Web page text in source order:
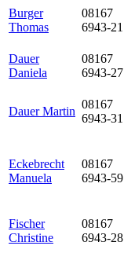
Burger
Thomas
08167
6943-21
Dauer
Daniela
08167
6943-27
Dauer Martin
08167
6943-31
Eckebrecht
Manuela
08167
6943-59
Fischer
Christine
08167
6943-28